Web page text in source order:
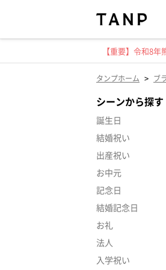
【重要】令和8
タンプホーム > ブ
シーンから探す
誕生日
結婚祝い
出産祝い
お中元
記念日
結婚記念日
お礼
法人
入学祝い